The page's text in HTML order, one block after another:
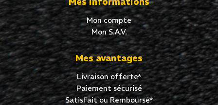
Mon compte
Mon S.A.V.
Mes avantages
Livraison offerte*
Paiement sécurisé
Satisfait ou Remboursé*